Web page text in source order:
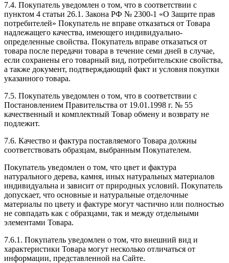
7.4. Покупатель уведомлен о том, что в соответствии с
пунктом 4 статьи 26.1. Закона РФ № 2300-1 «О Защите прав
потребителей» Покупатель не вправе отказаться от Товара
надлежащего качества, имеющего индивидуально-
определенные свойства. Покупатель вправе отказаться от
товара после передачи товара в течение семи дней в случае,
если сохранены его товарный вид, потребительские свойства,
а также документ, подтверждающий факт и условия покупки
указанного товара.
7.5. Покупатель уведомлен о том, что в соответствии с
Постановлением Правительства от 19.01.1998 г. № 55
качественный и комплектный Товар обмену и возврату не
подлежит.
7.6. Качество и фактура поставляемого Товара должны
соответствовать образцам, выбранным Покупателем.
Покупатель уведомлен о том, что цвет и фактура
натурального дерева, камня, иных натуральных материалов
индивидуальна и зависит от природных условий. Покупатель
допускает, что основные и натуральные отделочные
материалы по цвету и фактуре могут частично или полностью
не совпадать как с образцами, так и между отдельными
элементами Товара.
7.6.1. Покупатель уведомлен о том, что внешний вид и
характеристики Товара могут несколько отличаться от
информации, представленной на Сайте.